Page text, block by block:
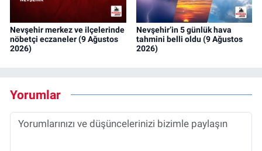
Nevşehir merkez ve ilçelerinde
nöbetçi eczaneler (9 Ağustos
2026)
Nevşehir’in 5 günlük hava
tahmini belli oldu (9 Ağustos
2026)
Yorumlar